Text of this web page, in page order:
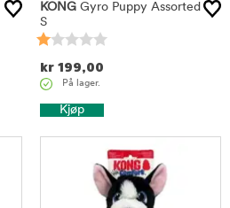
KONG Gyro Puppy Assorted
S
kr 199,00
På lager.
Kjøp